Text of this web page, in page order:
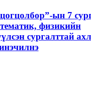
ын 7
физикийн
сургалттай